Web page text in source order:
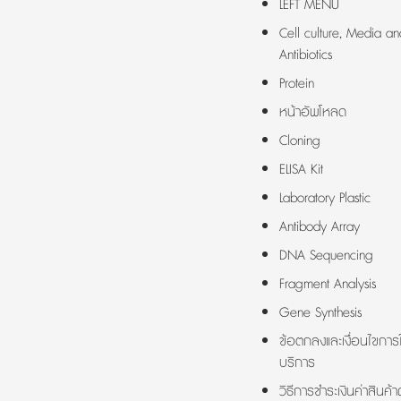
LEFT MENU
Cell culture, Media
Antibiotics
Protein
หน้าอัพโหลด
Cloning
ELISA Kit
Laboratory Plastic
Antibody Array
DNA Sequencing
Fragment Analysis
Gene Synthesis
ข้อตกลงและเงื่อนไขการ
บริการ
วิธีการชำระเงินค่าสินค้